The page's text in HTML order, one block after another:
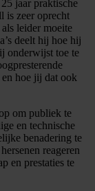
jaar praktische
is zeer oprecht
leider moeite
deelt hij hoe hij
onderwijst toe te
hoe jij dat ook
om publiek te
en technische
benadering te
reageren
en prestaties te